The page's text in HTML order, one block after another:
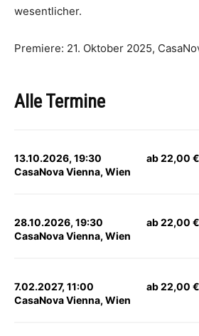
wesentlicher.
Premiere: 21. Oktober 2025,
Alle Termine
13.10.2026, 19:30
CasaNova Vienna, Wien
ab 22,00 €
28.10.2026, 19:30
CasaNova Vienna, Wien
ab 22,00 €
7.02.2027, 11:00
CasaNova Vienna, Wien
ab 22,00 €